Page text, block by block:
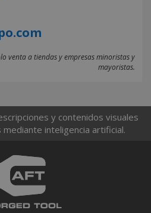
venta a tiendas y empresas minoristas y
mayoristas.
y contenidos visuales
inteligencia artificial.